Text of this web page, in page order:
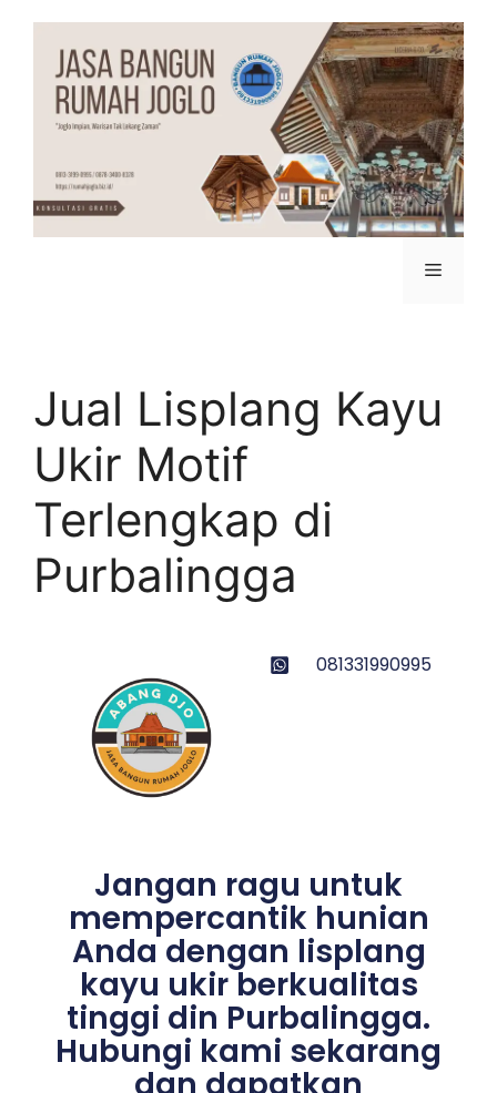
Jual Lisplang Kayu
Ukir Motif
Terlengkap di
Purbalingga
081331990995
Jangan ragu untuk
mempercantik hunian
Anda dengan lisplang
kayu ukir berkualitas
tinggi din Purbalingga.
Hubungi kami sekarang
dan dapatkan